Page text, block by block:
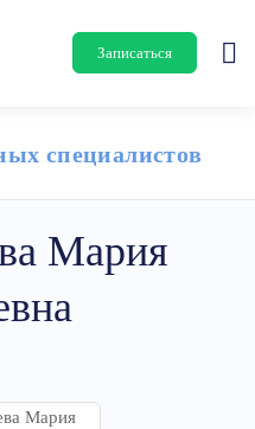
Записаться
специалистов
Мария